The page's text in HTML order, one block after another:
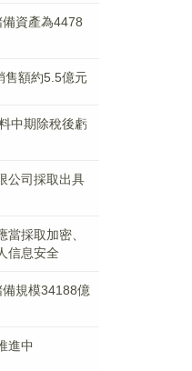
資產為4478
售額約5.5億元
中期除稅後虧
公司採取出具
採取加密、
信息安全
規模34188億
進中